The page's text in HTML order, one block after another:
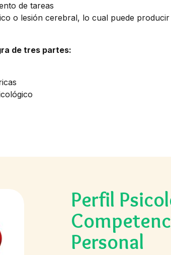
de tareas
o lesión cerebral, lo cual puede producir
de tres partes:
Perfil
Personal